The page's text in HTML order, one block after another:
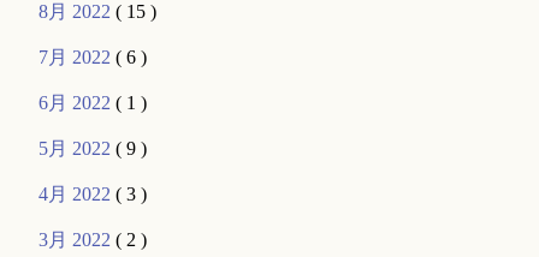
8月 2022( 15 )
7月 2022( 6 )
6月 2022( 1 )
5月 2022( 9 )
4月 2022( 3 )
3月 2022( 2 )